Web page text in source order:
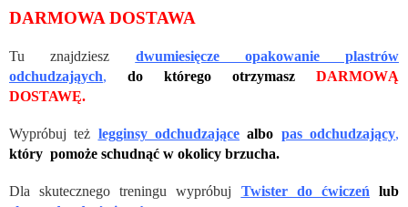
DARMOWA DOSTAWA
Tu znajdziesz dwumiesięcze opakowanie plastrów
odchudzająych, do którego otrzymasz
DARMOWĄ
DOSTAWĘ.
Wypróbuj też legginsy odchudzające albo pas odchudzający,
który pomoże schudnąć w okolicy brzucha.
Dla skutecznego treningu wypróbuj Twister do ćwiczeń
lub